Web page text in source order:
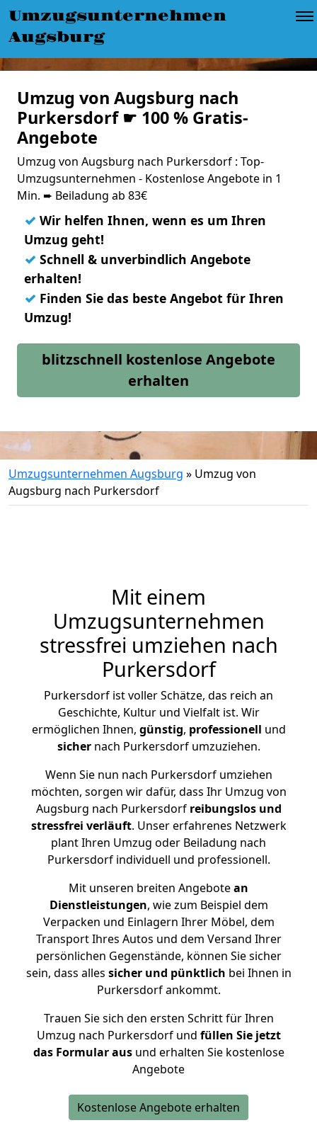
Umzugsunternehmen
Augsburg
Umzug von Augsburg nach
Purkersdorf ☛ 100 % Gratis-
Angebote
Umzug von Augsburg nach Purkersdorf : Top-
Umzugsunternehmen - Kostenlose Angebote in 1
Min. ➨ Beiladung ab 83€
✓ Wir helfen Ihnen, wenn es um Ihren
Umzug geht!
✓ Schnell & unverbindlich Angebote
erhalten!
✓ Finden Sie das beste Angebot für Ihren
Umzug!
blitzschnell kostenlose Angebote
erhalten
Umzugsunternehmen Augsburg » Umzug von
Augsburg nach Purkersdorf
Mit einem
Umzugsunternehmen
stressfrei umziehen nach
Purkersdorf
Purkersdorf ist voller Schätze, das reich an
Geschichte, Kultur und Vielfalt ist. Wir
ermöglichen Ihnen, günstig, professionell und
sichernach Purkersdorf umzuziehen.
Wenn Sie nun nach Purkersdorf umziehen
möchten, sorgen wir dafür, dass Ihr Umzug von
Augsburg nach Purkersdorf reibungslos und
stressfrei verläuft. Unser erfahrenes Netzwerk
plant Ihren Umzug oder Beiladung nach
Purkersdorf individuell und professionell.
Mit unseren breiten Angebotean
Dienstleistungen, wie zum Beispiel dem
Verpacken und Einlagern Ihrer Möbel, dem
Transport Ihres Autos und dem Versand Ihrer
persönlichen Gegenstände, können Sie sicher
sein, dass alles sicher und pünktlich bei Ihnen in
Purkersdorf ankommt.
Trauen Sie sich den ersten Schritt für Ihren
Umzug nach Purkersdorf und füllen Sie jetzt
das Formular ausund erhalten Sie kostenlose
Angebote
Kostenlose Angebote erhalten